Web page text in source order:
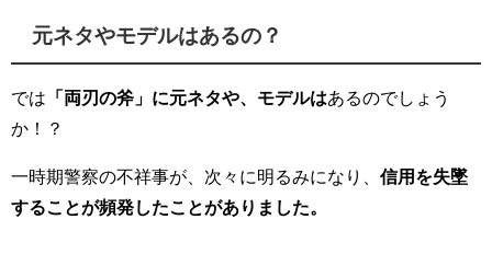
元ネタやモデルはあるの？
では 「両刃の斧」に元ネタや、モデルはあるのでしょう
か！？
一時期警察の不祥事が、次々に明るみになり、 信用を失墜
することが頻発したことがありました。